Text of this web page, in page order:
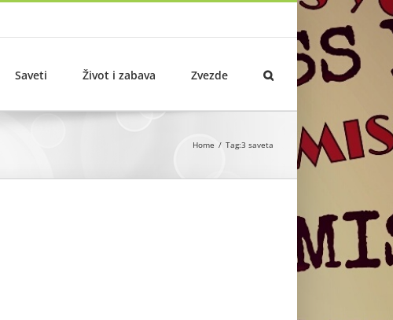
Saveti Život i zabava Zvezde
Home Tag:3 saveta